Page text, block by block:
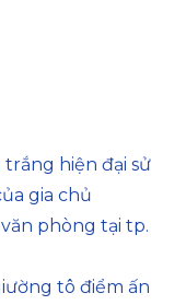
hiện đại sử
gia chủ
phòng tại tp.
tô điểm ấn